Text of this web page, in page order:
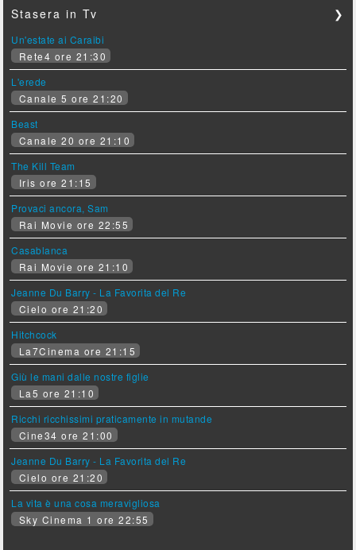
Stasera in Tv ❯
Un'estate ai Caraibi
Rete4 ore 21:30
L'erede
Canale 5 ore 21:20
Beast
Canale 20 ore 21:10
The Kill Team
Iris ore 21:15
Provaci ancora, Sam
Rai Movie ore 22:55
Casablanca
Rai Movie ore 21:10
Jeanne Du Barry - La Favorita del Re
Cielo ore 21:20
Hitchcock
La7Cinema ore 21:15
Giù le mani dalle nostre figlie
La5 ore 21:10
Ricchi ricchissimi praticamente in mutande
Cine34 ore 21:00
Jeanne Du Barry - La Favorita del Re
Cielo ore 21:20
La vita è una cosa meravigliosa
Sky Cinema 1 ore 22:55